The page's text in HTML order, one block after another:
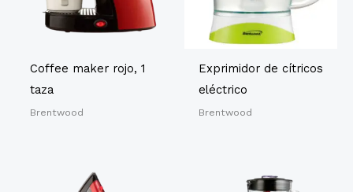
Coffee maker rojo, 1
taza
Brentwood
Exprimidor de cítricos
eléctrico
Brentwood